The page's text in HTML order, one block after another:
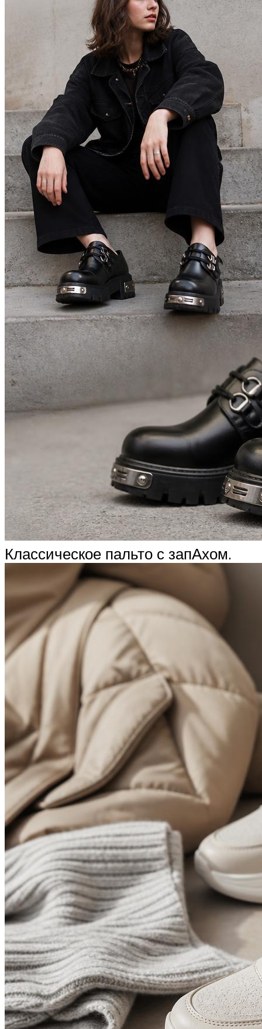
Классическое пальто с запАхом.